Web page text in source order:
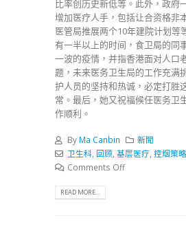
比率创历史新低等。此外，政府
增加医疗人手，包括让合资格非
医管局推展两个10年建院计划等
有一半以上的时间，食卫局的同
一波的疫情，并指香港面对人口
题，未来医务卫生局的工作充满
护人员的坚持和热诚，必定打胜
常。最后，她又祝福候任医务卫
作顺利。
By Ma Canbin
新聞
卫生科, 回顾, 基层医疗, 控烟策略
Comments Off
READ MORE...